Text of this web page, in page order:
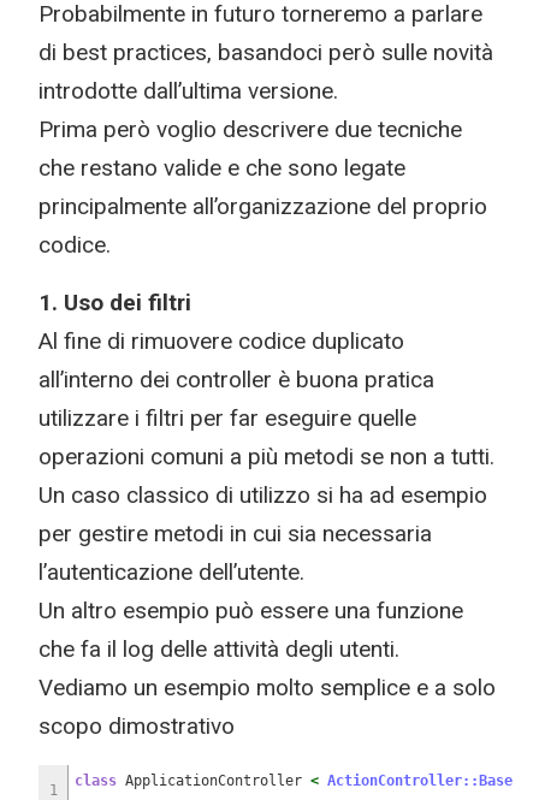
Probabilmente in futuro torneremo a parlare
di best practices, basandoci però sulle novità
introdotte dall’ultima versione.
Prima però voglio descrivere due tecniche
che restano valide e che sono legate
principalmente all’organizzazione del proprio
codice.
1. Uso dei filtri
Al fine di rimuovere codice duplicato
all’interno dei controller è buona pratica
utilizzare i filtri per far eseguire quelle
operazioni comuni a più metodi se non a tutti.
Un caso classico di utilizzo si ha ad esempio
per gestire metodi in cui sia necessaria
l’autenticazione dell’utente.
Un altro esempio può essere una funzione
che fa il log delle attività degli utenti.
Vediamo un esempio molto semplice e a solo
scopo dimostrativo
1
class ApplicationController < ActionController::Base